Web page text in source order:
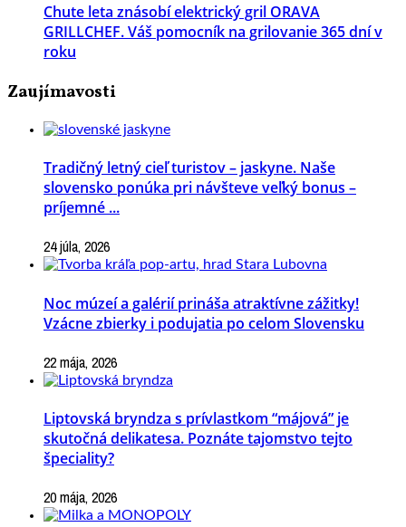
Chute leta znásobí elektrický gril ORAVA
GRILLCHEF. Váš pomocník na grilovanie 365 dní v
roku
Zaujímavosti
Tradičný letný cieľ turistov – jaskyne. Naše
slovensko ponúka pri návšteve veľký bonus –
príjemné ...
24 júla, 2026
Noc múzeí a galérií prináša atraktívne zážitky!
Vzácne zbierky i podujatia po celom Slovensku
22 mája, 2026
Liptovská bryndza s prívlastkom “májová” je
skutočná delikatesa. Poznáte tajomstvo tejto
špeciality?
20 mája, 2026